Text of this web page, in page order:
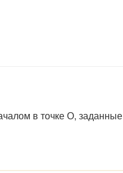
в точке О, заданные